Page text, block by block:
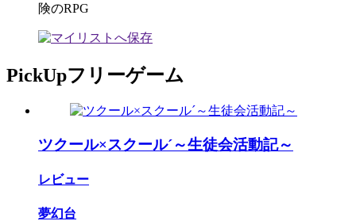
険のRPG
PickUpフリーゲーム
ツクール×スクール´～生徒会活動記～
レビュー
夢幻台